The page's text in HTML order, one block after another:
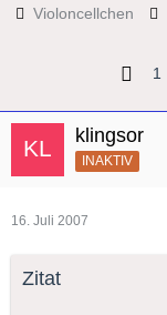
Violoncellchen
1
klingsor
INAKTIV
16. Juli 2007
Zitat